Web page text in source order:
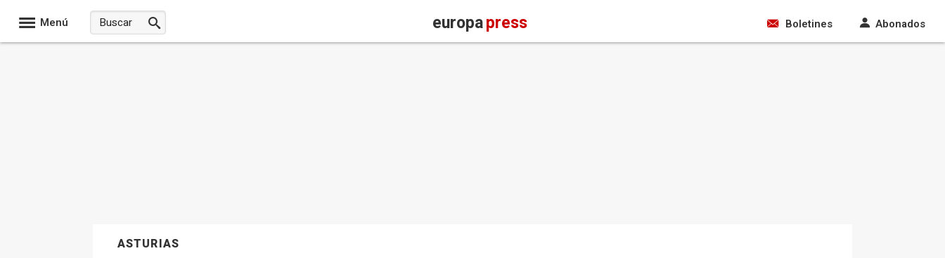
Menú europapress Boletines Abonados
ASTURIAS